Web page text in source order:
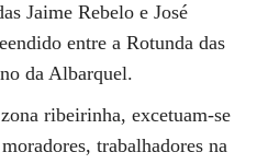
Jaime Rebelo e José
entre a Rotunda das
da Albarquel.
ribeirinha, excetuam-se
trabalhadores na